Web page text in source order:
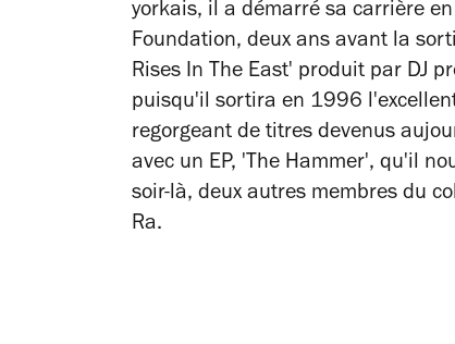
yorkais, il a démarré sa carrière
Foundation, deux ans avant la
Rises In The East' produit par DJ
puisqu'il sortira en 1996
regorgeant de titres devenus
avec un EP, 'The Hammer', qu'il
soir-là, deux autres membres du
Ra.